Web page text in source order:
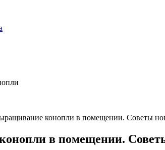
конопли в помещении. Советы
в помещении.